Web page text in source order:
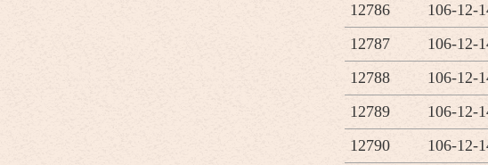
12786
106-12-
12787
106-12-
12788
106-12-
12789
106-12-
12790
106-12-